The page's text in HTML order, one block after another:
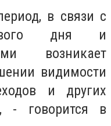
в связи с
дня и
возникает
видимости
и других
- говорится в